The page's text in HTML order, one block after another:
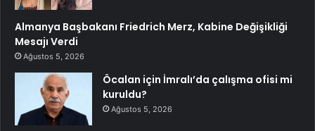
Almanya Başbakanı Friedrich Merz, Kabine Değişikliği
Mesajı Verdi
Ağustos 5, 2026
Öcalan için İmralı’da çalışma ofisi mi
kuruldu?
Ağustos 5, 2026